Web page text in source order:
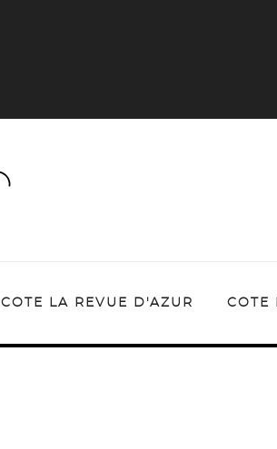
COTE LA REVUE D'AZUR COTE